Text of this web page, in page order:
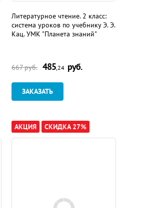
Литературное чтение. 2 класс:
система уроков по учебнику Э. Э.
Кац. УМК "Планета знаний"
667руб. 485 ,24 руб.
ЗАКАЗАТЬ
АКЦИЯ СКИДКА 27%